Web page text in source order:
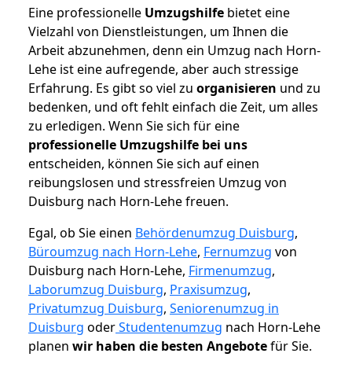
Eine professionelle Umzugshilfe bietet eine
Vielzahl von Dienstleistungen, um Ihnen die
Arbeit abzunehmen, denn ein Umzug nach Horn-
Lehe ist eine aufregende, aber auch stressige
Erfahrung. Es gibt so viel zu organisieren und zu
bedenken, und oft fehlt einfach die Zeit, um alles
zu erledigen. Wenn Sie sich für eine
professionelle Umzugshilfe bei uns
entscheiden, können Sie sich auf einen
reibungslosen und stressfreien Umzug von
Duisburg nach Horn-Lehe freuen.
Egal, ob Sie einen Behördenumzug Duisburg,
Büroumzug nach Horn-Lehe, Fernumzug von
Duisburg nach Horn-Lehe, Firmenumzug,
Laborumzug Duisburg, Praxisumzug,
Privatumzug Duisburg, Seniorenumzug in
Duisburg oderStudentenumzug nach Horn-Lehe
planen wir haben die besten Angebotefür Sie.